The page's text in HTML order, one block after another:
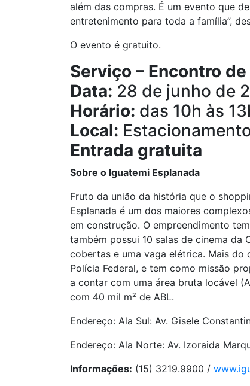
além das compras. É um evento que
entretenimento para toda a família”,
O evento é gratuito.
Serviço – Encontro
Data: 28 de junho de
Horário: das 10h às
Local:
Entrada gratuita
Sobre o Iguatemi Esplanada
Fruto da união da história que o
Esplanada é um dos maiores
em construção. O empreendimento
também possui 10 salas de cinema da
cobertas e uma vaga elétrica. Mais do
Polícia Federal, e tem como missão
a contar com uma área bruta locável
com 40 mil m² de ABL.
Endereço: Ala Sul: Av. Gisele
Endereço: Ala Norte: Av. Izoraida
Informações: (15) 3219.9900 /